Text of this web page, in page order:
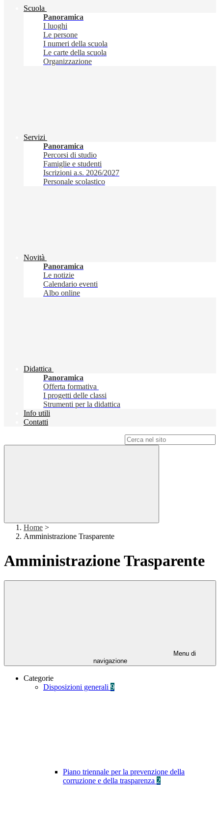
Scuola
Panoramica
I luoghi
Le persone
I numeri della scuola
Le carte della scuola
Organizzazione
Servizi
Panoramica
Percorsi di studio
Famiglie e studenti
Iscrizioni a.s. 2026/2027
Personale scolastico
Novità
Panoramica
Le notizie
Calendario eventi
Albo online
Didattica
Panoramica
Offerta formativa
I progetti delle classi
Strumenti per la didattica
Info utili
Contatti
Home >
Amministrazione Trasparente
Amministrazione Trasparente
Menu di
navigazione
Categorie
Disposizioni generali 9
Piano triennale per la prevenzione della
corruzione e della trasparenza 2